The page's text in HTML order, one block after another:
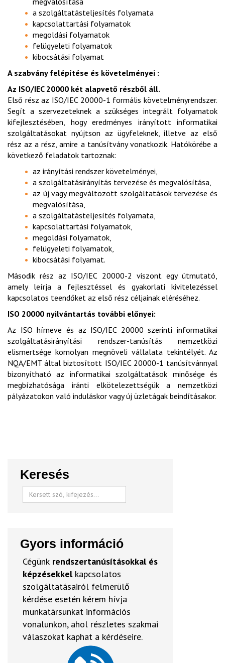
a szolgáltatásteljesítés folyamata
kapcsolattartási folyamatok
megoldási folyamatok
felügyeleti folyamatok
kibocsátási folyamat
A szabvány felépítése és követelményei :
Az ISO/IEC 20000 két alapvető részből áll.
Első rész az ISO/IEC 20000-1 formális követelményrendszer.
Segít a szervezeteknek a szükséges integrált folyamatok
kifejlesztésében, hogy eredményes irányított informatikai
szolgáltatásokat nyújtson az ügyfeleknek, illetve az első
rész az a rész, amire a tanúsítvány vonatkozik. Hatókörébe a
következő feladatok tartoznak:
az irányítási rendszer követelményei,
a szolgáltatásirányítás tervezése és megvalósítása,
az új vagy megváltozott szolgáltatások tervezése és
megvalósítása,
a szolgáltatásteljesítés folyamata,
kapcsolattartási folyamatok,
megoldási folyamatok,
felügyeleti folyamatok,
kibocsátási folyamat.
Második rész az ISO/IEC 20000-2 viszont egy útmutató,
amely leírja a fejlesztéssel és gyakorlati kivitelezéssel
kapcsolatos teendőket az első rész céljainak eléréséhez.
ISO 20000 nyilvántartás további előnyei:
Az ISO hírneve és az ISO/IEC 20000 szerinti informatikai
szolgáltatásirányítási rendszer-tanúsítás nemzetközi
elismertsége komolyan megnöveli vállalata tekintélyét. Az
NQA/EMT által biztosított ISO/IEC 20000-1 tanúsítvánnyal
bizonyítható az informatikai szolgáltatások minősége és
megbízhatósága iránti elkötelezettségük a nemzetközi
pályázatokon való induláskor vagy új üzletágak beindításakor.
Keresés
Gyors információ
Cégünk rendszertanúsításokkal és
képzésekkel kapcsolatos
szolgáltatásairól felmerülő
kérdése esetén kérem hívja
munkatársunkat információs
vonalunkon, ahol részletes szakmai
válaszokat kaphat a kérdéseire.